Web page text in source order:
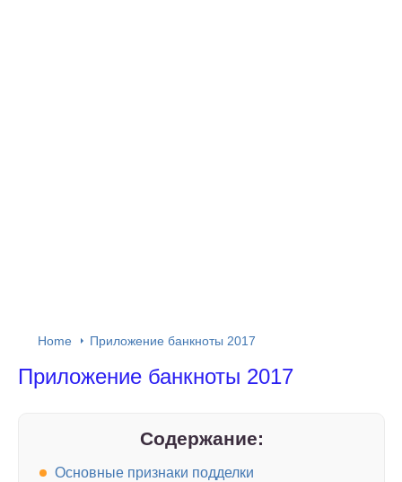
Home Приложение банкноты 2017
Приложение банкноты 2017
Содержание:
Основные признаки подделки